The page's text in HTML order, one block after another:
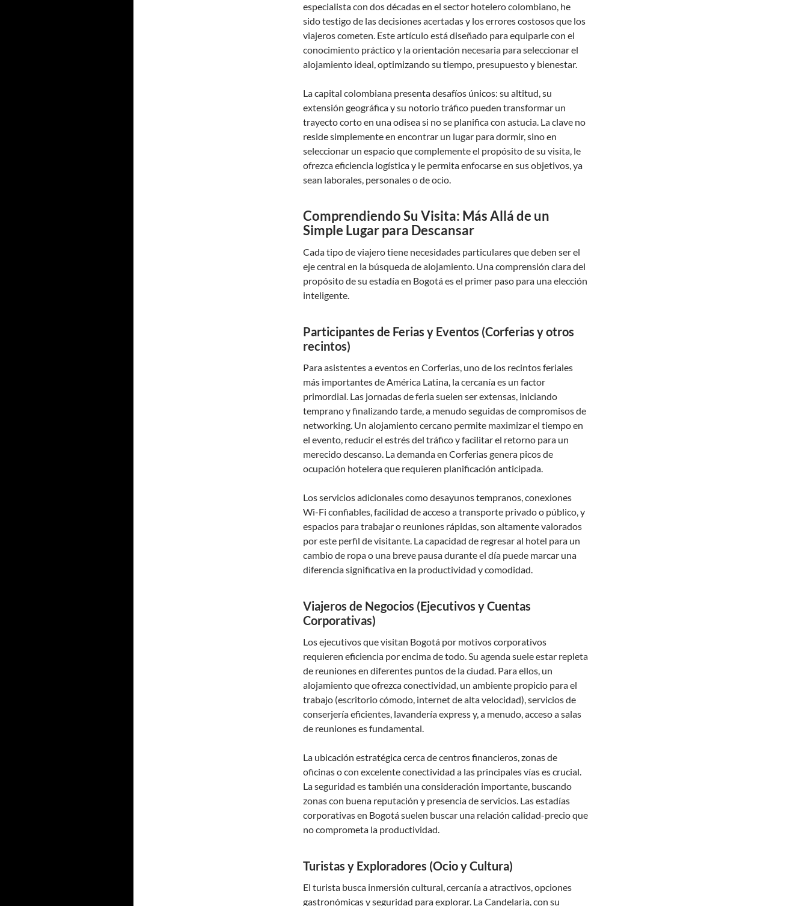
especialista con dos décadas en el sector hotelero colombiano, he
sido testigo de las decisiones acertadas y los errores costosos que los
viajeros cometen. Este artículo está diseñado para equiparle con el
conocimiento práctico y la orientación necesaria para seleccionar el
alojamiento ideal, optimizando su tiempo, presupuesto y bienestar.
La capital colombiana presenta desafíos únicos: su altitud, su
extensión geográfica y su notorio tráfico pueden transformar un
trayecto corto en una odisea si no se planifica con astucia. La clave no
reside simplemente en encontrar un lugar para dormir, sino en
seleccionar un espacio que complemente el propósito de su visita, le
ofrezca eficiencia logística y le permita enfocarse en sus objetivos, ya
sean laborales, personales o de ocio.
Comprendiendo Su Visita: Más Allá de un
Simple Lugar para Descansar
Cada tipo de viajero tiene necesidades particulares que deben ser el
eje central en la búsqueda de alojamiento. Una comprensión clara del
propósito de su estadía en Bogotá es el primer paso para una elección
inteligente.
Participantes de Ferias y Eventos (Corferias y otros
recintos)
Para asistentes a eventos en Corferias, uno de los recintos feriales
más importantes de América Latina, la cercanía es un factor
primordial. Las jornadas de feria suelen ser extensas, iniciando
temprano y finalizando tarde, a menudo seguidas de compromisos de
networking. Un alojamiento cercano permite maximizar el tiempo en
el evento, reducir el estrés del tráfico y facilitar el retorno para un
merecido descanso. La demanda en Corferias genera picos de
ocupación hotelera que requieren planificación anticipada.
Los servicios adicionales como desayunos tempranos, conexiones
Wi-Fi confiables, facilidad de acceso a transporte privado o público, y
espacios para trabajar o reuniones rápidas, son altamente valorados
por este perfil de visitante. La capacidad de regresar al hotel para un
cambio de ropa o una breve pausa durante el día puede marcar una
diferencia significativa en la productividad y comodidad.
Viajeros de Negocios (Ejecutivos y Cuentas
Corporativas)
Los ejecutivos que visitan Bogotá por motivos corporativos
requieren eficiencia por encima de todo. Su agenda suele estar repleta
de reuniones en diferentes puntos de la ciudad. Para ellos, un
alojamiento que ofrezca conectividad, un ambiente propicio para el
trabajo (escritorio cómodo, internet de alta velocidad), servicios de
conserjería eficientes, lavandería express y, a menudo, acceso a salas
de reuniones es fundamental.
La ubicación estratégica cerca de centros financieros, zonas de
oficinas o con excelente conectividad a las principales vías es crucial.
La seguridad es también una consideración importante, buscando
zonas con buena reputación y presencia de servicios. Las estadías
corporativas en Bogotá suelen buscar una relación calidad-precio que
no comprometa la productividad.
Turistas y Exploradores (Ocio y Cultura)
El turista busca inmersión cultural, cercanía a atractivos, opciones
gastronómicas y seguridad para explorar. La Candelaria, con su